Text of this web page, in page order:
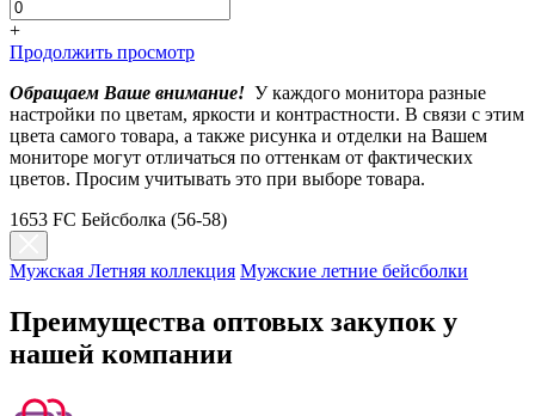
+
Продолжить просмотр
Обращаем Ваше внимание! У каждого монитора разные
настройки по цветам, яркости и контрастности. В связи с этим
цвета самого товара, а также рисунка и отделки на Вашем
мониторе могут отличаться по оттенкам от фактических
цветов. Просим учитывать это при выборе товара.
1653 FC Бейсболка (56-58)
Мужская Летняя коллекция Мужские летние бейсболки
Преимущества оптовых закупок у
нашей компании